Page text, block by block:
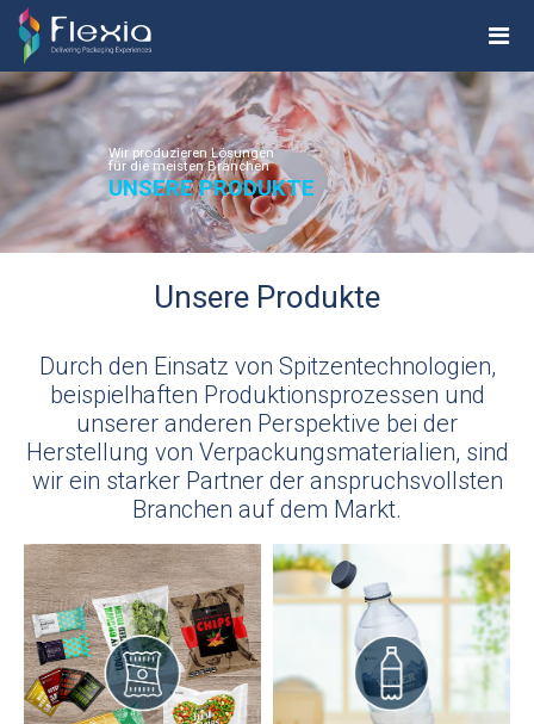
Wir produzieren Lösungen
für die meisten Branchen
UNSERE PRODUKTE
Unsere Produkte
Durch den Einsatz von Spitzentechnologien,
beispielhaften Produktionsprozessen und
unserer anderen Perspektive bei der
Herstellung von Verpackungsmaterialien, sind
wir ein starker Partner der anspruchsvollsten
Branchen auf dem Markt.